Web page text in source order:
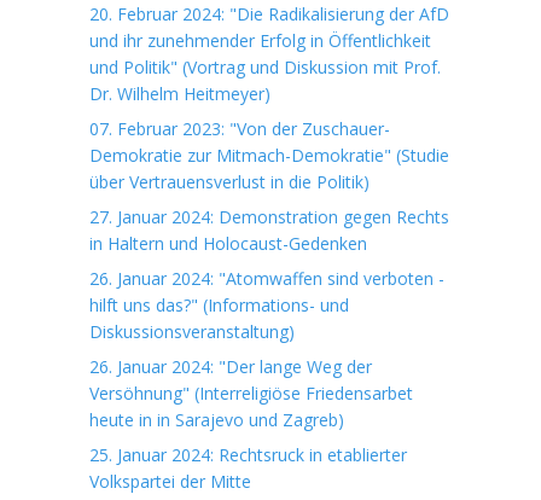
20. Februar 2024: "Die Radikalisierung der AfD
und ihr zunehmender Erfolg in Öffentlichkeit
und Politik" (Vortrag und Diskussion mit Prof.
Dr. Wilhelm Heitmeyer)
07. Februar 2023: "Von der Zuschauer-
Demokratie zur Mitmach-Demokratie" (Studie
über Vertrauensverlust in die Politik)
27. Januar 2024: Demonstration gegen Rechts
in Haltern und Holocaust-Gedenken
26. Januar 2024: "Atomwaffen sind verboten -
hilft uns das?" (Informations- und
Diskussionsveranstaltung)
26. Januar 2024: "Der lange Weg der
Versöhnung" (Interreligiöse Friedensarbet
heute in in Sarajevo und Zagreb)
25. Januar 2024: Rechtsruck in etablierter
Volkspartei der Mitte